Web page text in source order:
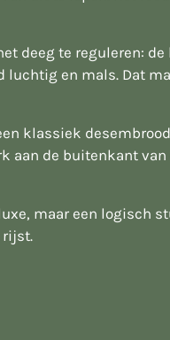
deeg te reguleren:
en mals. Dat
klassiek
aan de buitenkant
maar een logisch
rijst.